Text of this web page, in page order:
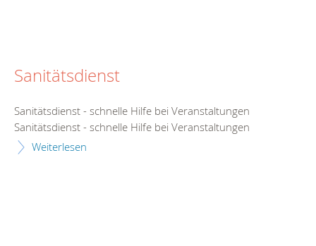
Sanitätsdienst
Sanitätsdienst - schnelle Hilfe bei Veranstaltungen
Sanitätsdienst - schnelle Hilfe bei Veranstaltungen
Weiterlesen